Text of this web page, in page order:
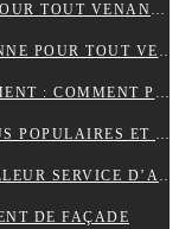
LES DIFFÉRENTS TYPES DE BENNES POUR TOUT VENANT DISPONIBLES
COMMENT CHOISIR LA TAILLE DE BENNE POUR TOUT VENANT ?
RÉNOVATION COMPLÈTE D’UN LOGEMENT : COMMENT PROCÉDER ?
LES MATÉRIAUX DE TOITURE LES PLUS POPULAIRES ET LEURS CARACTÉRISTIQUES
POURQUOI IPTV FRANCE EST LE MEILLEUR SERVICE D’ABONNEMENT IPTV ?
DE FAÇADE